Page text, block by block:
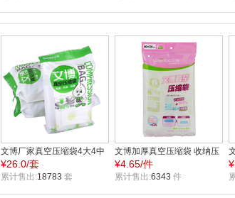
文博厂家真空压缩袋4大4中
送抽气泵送洗巾 真空收纳袋
批发WB1266
¥26.0/套
累计售出:18783 套
文博加厚真空压缩袋 收纳压
缩袋 升级版特大号
80*110cm WB1739
¥4.65/件
累计售出:6343 件
¥